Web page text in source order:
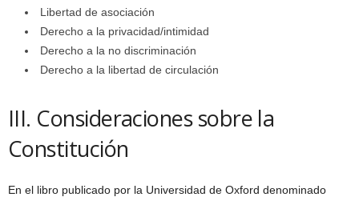
Libertad de asociación
Derecho a la privacidad/intimidad
Derecho a la no discriminación
Derecho a la libertad de circulación
III. Consideraciones sobre la
Constitución
En el libro publicado por la Universidad de Oxford denominado